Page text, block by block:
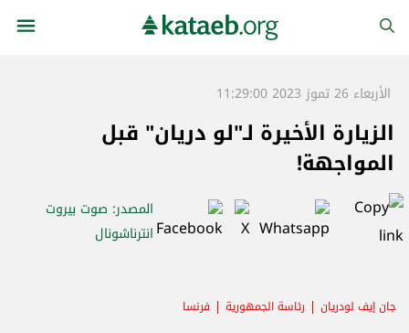
الأربعاء 26 تموز 2023 11:29:00
الزيارة الأخيرة لـ"لو دريان" قبل
المواجهة!
المصدر: صوت بيروت
انترناشونال
جان إيف لودريان رئاسة الجمهورية فرنسا